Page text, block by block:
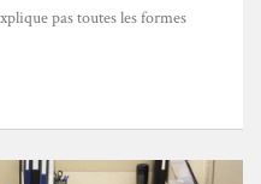
pas toutes les formes